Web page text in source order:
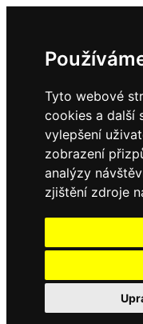
Tyto webové
cookies a další
vylepšení
zobrazení
analýzy
zjištění zdroje